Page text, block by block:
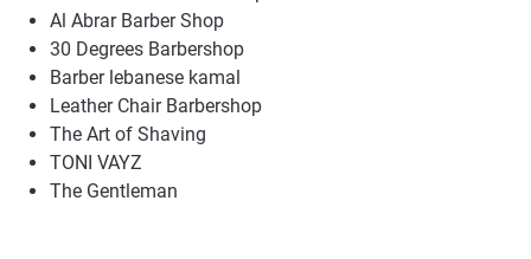
Al Abrar Barber Shop
30 Degrees Barbershop
Barber lebanese kamal
Leather Chair Barbershop
The Art of Shaving
TONI VAYZ
The Gentleman